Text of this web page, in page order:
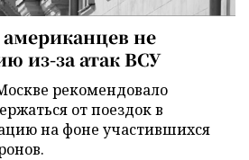
не
из-за атак ВСУ
рекомендовало
от поездок в
на фоне участившихся